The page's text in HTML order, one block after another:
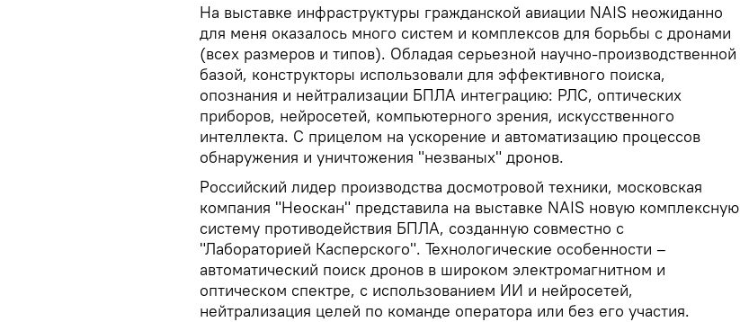
На выставке инфраструктуры гражданской авиации NAIS неожиданно
для меня оказалось много систем и комплексов для борьбы с дронами
(всех размеров и типов). Обладая серьезной научно-производственной
базой, конструкторы использовали для эффективного поиска,
опознания и нейтрализации БПЛА интеграцию: РЛС, оптических
приборов, нейросетей, компьютерного зрения, искусственного
интеллекта. С прицелом на ускорение и автоматизацию процессов
обнаружения и уничтожения "незваных" дронов.
Российский лидер производства досмотровой техники, московская
компания "Неоскан" представила на выставке NAIS новую комплексную
систему противодействия БПЛА, созданную совместно с
"Лабораторией Касперского". Технологические особенности –
автоматический поиск дронов в широком электромагнитном и
оптическом спектре, с использованием ИИ и нейросетей,
нейтрализация целей по команде оператора или без его участия.